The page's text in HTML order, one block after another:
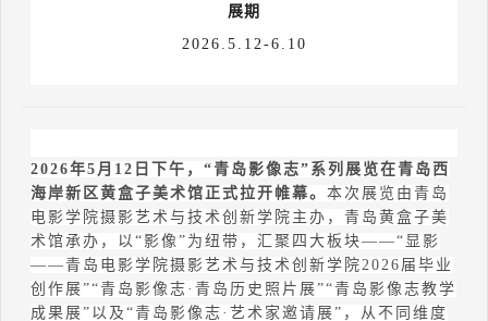
展期
2026.5.12-6.10
2026年5 月 12 日下午， “青岛影像志” 系列展览在青岛西
海岸新区黄盒子美术馆正式拉开帷幕。 本次展览由青岛
电影学院摄影艺术与技术创新学院主办，青岛黄盒子美
术馆承办，以 “ 影像 ” 为纽带，汇聚四大板块——“ 显影
——青岛电影学院摄影艺术与技术创新学院2026 届毕业
创作展”“青岛影像志 · 青岛历史照片展”“青岛影像志教学
成果展” 以及 “青岛影像志 · 艺术家邀请展” ，从不同维度